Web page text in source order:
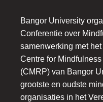
Bangor University
Conferentie over
samenwerking met
Centre for
(CMRP) van Bangor
grootste en oudste
organisaties in het